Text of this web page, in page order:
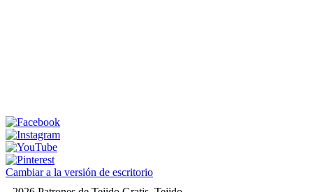
Cambiar a la versión de escritorio